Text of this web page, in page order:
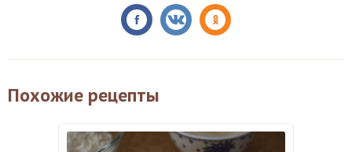
Похожие рецепты